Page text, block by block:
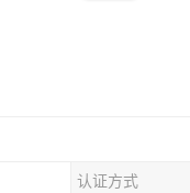
认证方式